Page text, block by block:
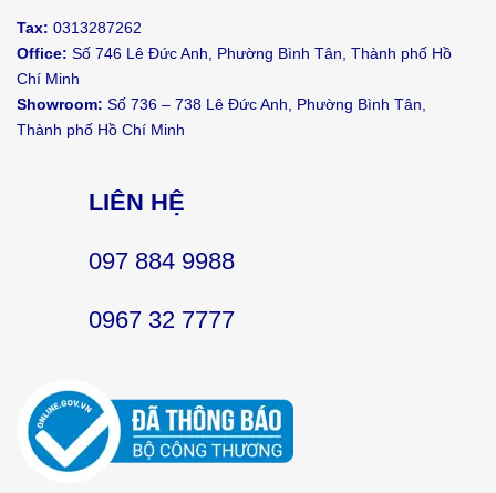
Tax: 0313287262
Office: Số 746 Lê Đức Anh, Phường Bình Tân, Thành phố Hồ
Chí Minh
Showroom: Số 736 – 738 Lê Đức Anh, Phường Bình Tân,
Thành phố Hồ Chí Minh
LIÊN HỆ
097 884 9988
0967 32 7777